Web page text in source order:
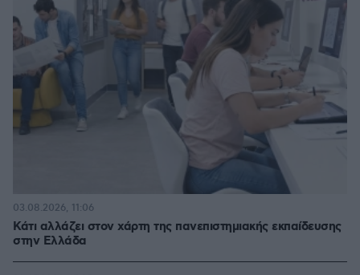
Κάτι αλλάζει στον χάρτη της πανεπιστημιακής εκπαίδευσης
στην Ελλάδα
03.08.2026, 11:06